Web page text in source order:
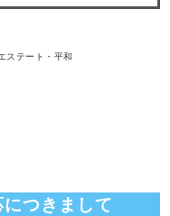
ステート・平和
つきまして